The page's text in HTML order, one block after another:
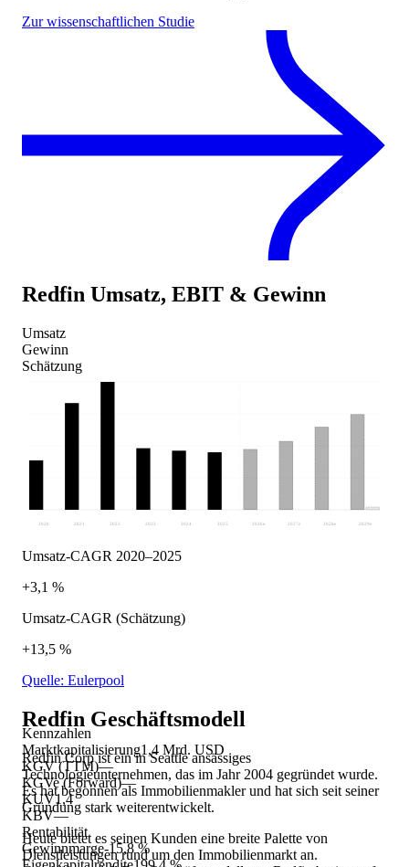
Kennzahlen
Marktkapitalisierung1,4 Mrd. USD
KGV (TTM)—
KGVe (Forward)—
KUV1,4
KBV—
Rentabilität
Gewinnmarge-15,8 %
Zur wissenschaftlichen Studie
Redfin Umsatz, EBIT & Gewinn
Umsatz
Gewinn
Schätzung
2020 2021 2022 2023 2024 2025 2026 e 2027 e 2028 e 2029 e
Umsatz-CAGR 2020–2025
+3,1 %
Umsatz-CAGR (Schätzung)
+13,5 %
Quelle: Eulerpool
Redfin Geschäftsmodell
Redfin Corp ist ein in Seattle ansässiges
Technologieunternehmen, das im Jahr 2004 gegründet wurde.
Es hat begonnen als Immobilienmakler und hat sich seit seiner
Gründung stark weiterentwickelt.
Heute bietet es seinen Kunden eine breite Palette von
Dienstleistungen rund um den Immobilienmarkt an.